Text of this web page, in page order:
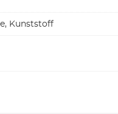
Kunststoff